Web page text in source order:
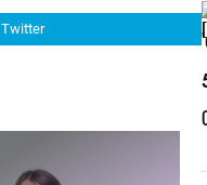
Twitter